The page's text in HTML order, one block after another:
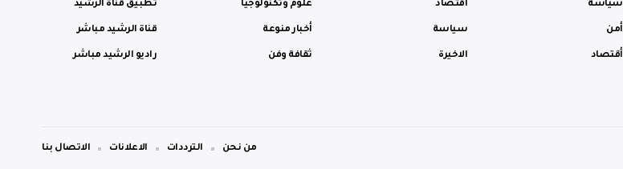
سياسة
أمن
أقتصاد
أقتصاد
سياسة
الاخيرة
علوم وتكنولوجيا
أخبار منوعة
ثقافة وفن
تطبيق قناة الرشيد
قناة الرشيد مباشر
راديو الرشيد مباشر
من نحن الترددات الاعلانات الاتصال بنا